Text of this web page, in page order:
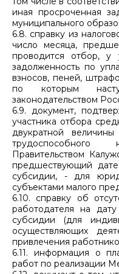
иная просроченная
муниципального
6.8. справку из
число месяца,
проводится отбор, у
задолженность по
взносов, пеней,
по которым
законодательством
6.9. документ,
участника отбора
двукратной
трудоспособного
Правительством
предшествующий
субсидии, - для
субъектами малого
6.10. справку об
работодателя на
субсидии (для
осуществляющих
привлечения
6.11. информация о
работ по реализации